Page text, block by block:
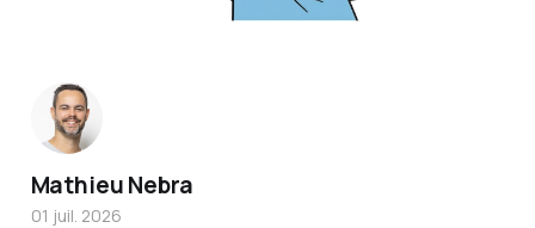
Mathieu Nebra
01 juil. 2026